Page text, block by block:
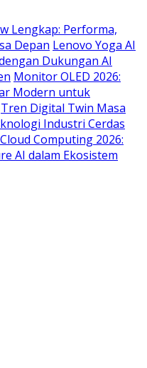
Lengkap: Performa,
Depan Lenovo Yoga AI
Dukungan AI
Monitor OLED 2026:
Modern untuk
Tren Digital Twin Masa
Industri Cerdas
Computing 2026:
AI dalam Ekosistem